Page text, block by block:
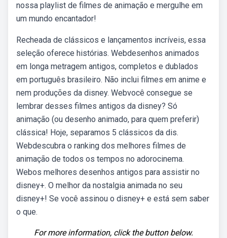
nossa playlist de filmes de animação e mergulhe em
um mundo encantador!
Recheada de clássicos e lançamentos incríveis, essa
seleção oferece histórias. Webdesenhos animados
em longa metragem antigos, completos e dublados
em português brasileiro. Não inclui filmes em anime e
nem produções da disney. Webvocê consegue se
lembrar desses filmes antigos da disney? Só
animação (ou desenho animado, para quem preferir)
clássica! Hoje, separamos 5 clássicos da dis.
Webdescubra o ranking dos melhores filmes de
animação de todos os tempos no adorocinema.
Webos melhores desenhos antigos para assistir no
disney+. O melhor da nostalgia animada no seu
disney+! Se você assinou o disney+ e está sem saber
o que.
For more information, click the button below.